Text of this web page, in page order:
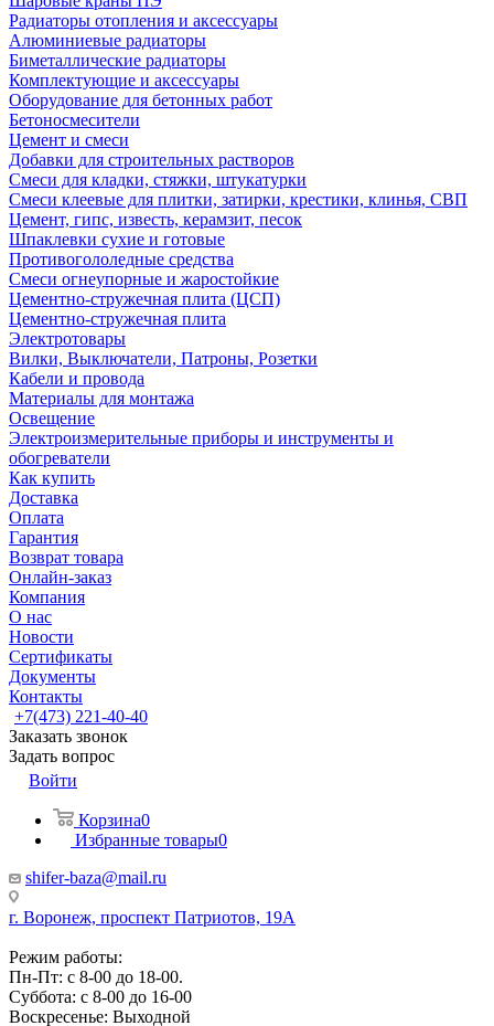
Радиаторы отопления и аксессуары
Алюминиевые радиаторы
Биметаллические радиаторы
Комплектующие и аксессуары
Оборудование для бетонных работ
Бетоносмесители
Цемент и смеси
Добавки для строительных растворов
Смеси для кладки, стяжки, штукатурки
Смеси клеевые для плитки, затирки, крестики, клинья, СВП
Цемент, гипс, известь, керамзит, песок
Шпаклевки сухие и готовые
Противогололедные средства
Смеси огнеупорные и жаростойкие
Цементно-стружечная плита (ЦСП)
Цементно-стружечная плита
Электротовары
Вилки, Выключатели, Патроны, Розетки
Кабели и провода
Материалы для монтажа
Освещение
Электроизмерительные приборы и инструменты и
обогреватели
Как купить
Доставка
Оплата
Гарантия
Возврат товара
Онлайн-заказ
Компания
О нас
Новости
Сертификаты
Документы
Контакты
+7(473) 221-40-40
Заказать звонок
Задать вопрос
Войти
Корзина0
Избранные товары0
shifer-baza@mail.ru
г. Воронеж, проспект Патриотов, 19А
Режим работы:
Пн-Пт: с 8-00 до 18-00.
Суббота: с 8-00 до 16-00
Воскресенье: Выходной